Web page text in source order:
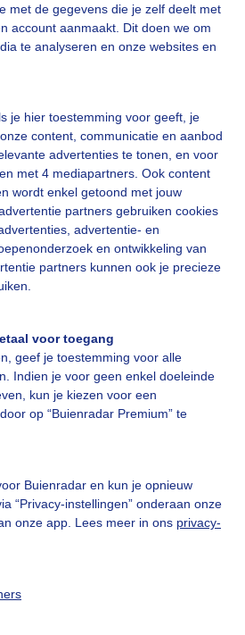
met de gegevens die je zelf deelt met
account aanmaakt. Dit doen we om
te analyseren en onze websites en
je hier toestemming voor geeft, je
content, communicatie en aanbod
advertenties te tonen, en voor
met 4 mediapartners. Ook content
wordt enkel getoond met jouw
partners gebruiken cookies
advertentie- en
en ontwikkeling van
partners kunnen ook je precieze
voor toegang
geef je toestemming voor alle
Indien je voor geen enkel doeleinde
kun je kiezen voor een
op “Buienradar Premium” te
Buienradar en kun je opnieuw
“Privacy-instellingen” onderaan onze
onze app. Lees meer in ons privacy-
geduld aub...